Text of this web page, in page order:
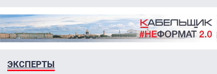
ЭКСПЕРТЫ